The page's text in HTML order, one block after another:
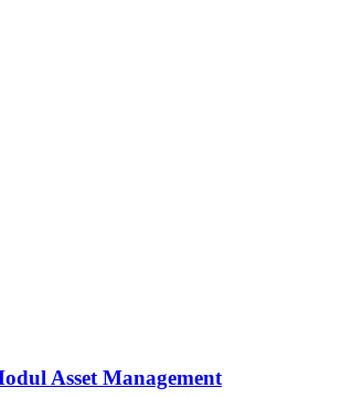
Asset Management